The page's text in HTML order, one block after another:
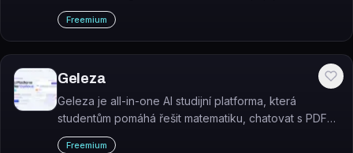
studentům bezpečné učení.
Freemium
Geleza
Geleza je all-in-one AI studijní platforma, která
studentům pomáhá řešit matematiku, chatovat s PDF
dokumenty, generovat kvízy, psát eseje a tvořit
Freemium